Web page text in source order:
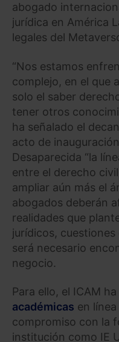
abogado
jurídica en América
legales del
“Nos estamos
complejo, en el que
solo el saber
tener otros
ha señalado el
acto de
Desaparecida “la
entre el derecho
ampliar aún más el
abogados deberán
realidades que
jurídicos,
será necesario
negocio.
Para ello, el ICAM
académicas en
compromiso con la
institución como IE